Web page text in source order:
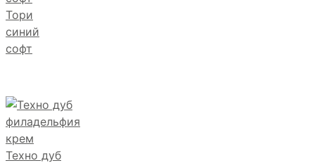
Тори
синий
софт
Техно дуб